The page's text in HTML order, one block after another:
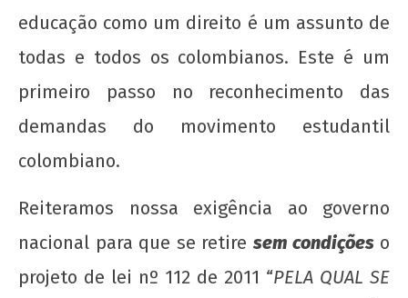
22 de
de
2012
wp-
admin
educação como um direito é um assunto de
todas e todos os colombianos. Este é um
primeiro passo no reconhecimento das
demandas do movimento estudantil
colombiano.
Reiteramos nossa exigência ao governo
nacional para que se retiresem condições o
projeto de lei nº 112 de 2011 “PELA QUAL SE